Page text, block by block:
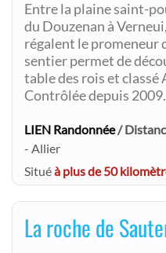
Entre la plaine saint-
du Douzenan à
régalent le promeneur
sentier permet de
table des rois et
Contrôlée depuis 2009.
LIEN Randonnée/
- Allier
Situéà plus de 50
La roche de